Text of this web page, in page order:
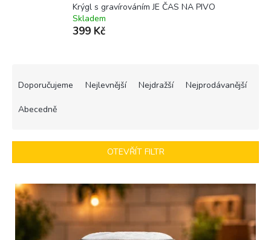
Krýgl s gravírováním JE ČAS NA PIVO
Skladem
399 Kč
r
d
u
k
t
Doporučujeme Nejlevnější Nejdražší Nejprodávanější
Abecedně
OTEVŘÍT FILTR
V
ý
p